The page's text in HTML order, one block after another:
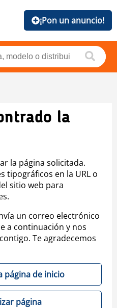
¡Pon un anuncio!
la
la página solicitada.
tipográficos en la URL o
sitio web para
un correo electrónico
a continuación y nos
Te agradecemos
página de inicio
página